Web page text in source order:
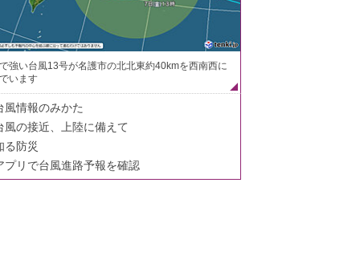
強い台風13号が名護市の北北東約40kmを西南西に
います
風情報のみかた
風の接近、上陸に備えて
る防災
プリで台風進路予報を確認